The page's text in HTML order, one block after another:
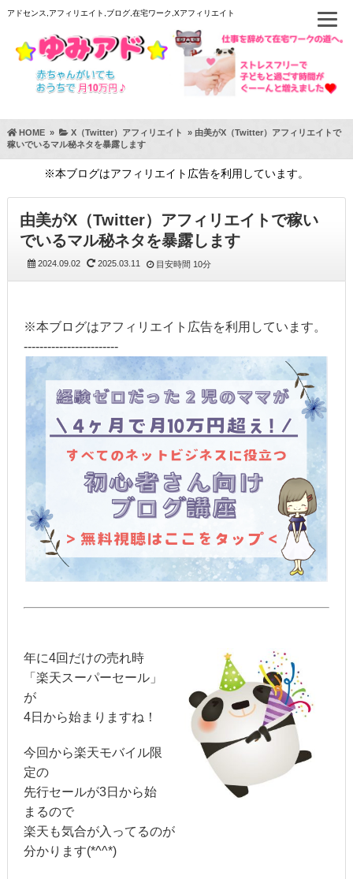
アドセンス,アフィリエイト,ブログ,在宅ワーク,Xアフィリエイト
HOME» X（Twitter）アフィリエイト » 由美がX（Twitter）アフィリエイトで
稼いでいるマル秘ネタを暴露します
※本ブログはアフィリエイト広告を利用しています。
由美がX（Twitter）アフィリエイトで稼い
でいるマル秘ネタを暴露します
2024.09.02 2025.03.11 目安時間 10分
※本ブログはアフィリエイト広告を利用しています。
------------------------
年に4回だけの売れ時
「楽天スーパーセール」
が
4日から始まりますね！
今回から楽天モバイル限
定の
先行セールが3日から始
まるので
楽天も気合が入ってるのが
分かります(*^^*)